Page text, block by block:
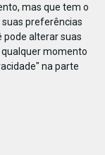
mas que tem o
preferências
pode alterar suas
momento
na parte